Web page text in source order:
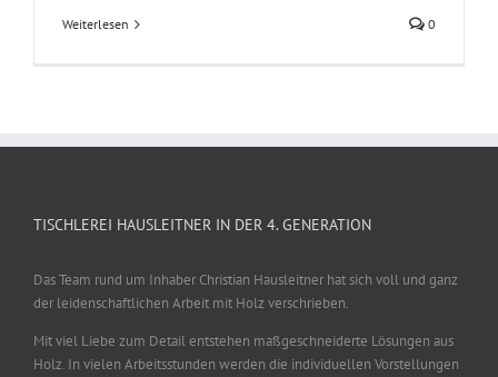
Weiterlesen 0
TISCHLEREI HAUSLEITNER IN DER 4. GENERATION
Das Team rund um Inhaber Christian Hausleitner hat sich voll und ganz
der leidenschaftlichen Arbeit mit Holz verschrieben.
Mit viel Liebe zum Detail entstehen maßgeschneiderte Lösungen aus
Holz. In vielen Arbeitsstunden werden die individuellen Vorstellungen